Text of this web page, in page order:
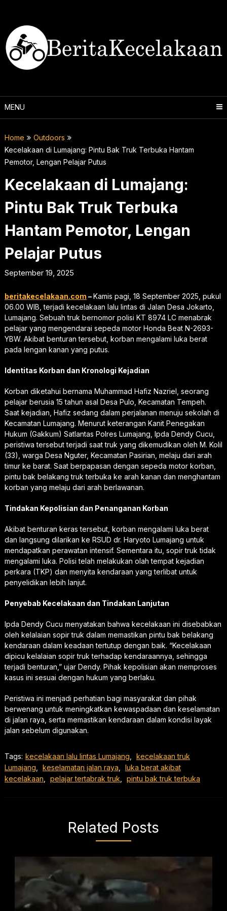
content
MENU
Home
Outdoors
Kecelakaan di Lumajang: Pintu Bak Truk Terbuka Hantam
Pemotor, Lengan Pelajar Putus
Kecelakaan di Lumajang:
Pintu Bak Truk Terbuka
Hantam Pemotor, Lengan
Pelajar Putus
September 19, 2025
beritakecelakaan.com –Kamis pagi, 18 September 2025, pukul
06.00 WIB, terjadi kecelakaan lalu lintas di Jalan Desa Jokarto,
Lumajang. Sebuah truk bernomor polisi KT 8974 LC menabrak
pelajar yang mengendarai sepeda motor Honda Beat N-2693-
YBW. Akibat benturan tersebut, korban mengalami luka berat
pada lengan kanan yang putus.
Identitas Korban dan Kronologi Kejadian
Korban diketahui bernama Muhammad Hafiz Nazriel, seorang
pelajar berusia 15 tahun asal Desa Pulo, Kecamatan Tempeh.
Saat kejadian, Hafiz sedang dalam perjalanan menuju sekolah di
Kecamatan Lumajang. Menurut keterangan Kanit Penegakan
Hukum (Gakkum) Satlantas Polres Lumajang, Ipda Dendy Cucu,
peristiwa tersebut terjadi saat truk yang dikemudikan oleh M. Kolil
(33), warga Desa Nguter, Kecamatan Pasirian, melaju dari arah
timur ke barat. Saat berpapasan dengan sepeda motor korban,
pintu bak belakang truk terbuka ke arah kanan dan menghantam
korban yang melaju dari arah berlawanan.
Tindakan Kepolisian dan Penanganan Korban
Akibat benturan keras tersebut, korban mengalami luka berat
dan langsung dilarikan ke RSUD dr. Haryoto Lumajang untuk
mendapatkan perawatan intensif. Sementara itu, sopir truk tidak
mengalami luka. Polisi telah melakukan olah tempat kejadian
perkara (TKP) dan menyita kendaraan yang terlibat untuk
penyelidikan lebih lanjut.
Penyebab Kecelakaan dan Tindakan Lanjutan
Ipda Dendy Cucu menyatakan bahwa kecelakaan ini disebabkan
oleh kelalaian sopir truk dalam memastikan pintu bak belakang
kendaraan dalam keadaan tertutup dengan baik. “Kecelakaan
dipicu kelalaian sopir truk terhadap kendaraannya, sehingga
terjadi benturan,” ujar Dendy. Pihak kepolisian akan memproses
kasus ini sesuai dengan hukum yang berlaku.
Peristiwa ini menjadi perhatian bagi masyarakat dan pihak
berwenang untuk meningkatkan kewaspadaan dan keselamatan
di jalan raya, serta memastikan kendaraan dalam kondisi layak
jalan sebelum digunakan.
Tags: kecelakaan lalu lintas Lumajang
kecelakaan truk
Lumajang
keselamatan jalan raya
luka berat akibat
kecelakaan
pelajar tertabrak truk pintu bak truk terbuka
Related Posts